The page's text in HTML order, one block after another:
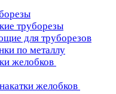
труборезы
для труборезов
по металлу
желобков
желобков